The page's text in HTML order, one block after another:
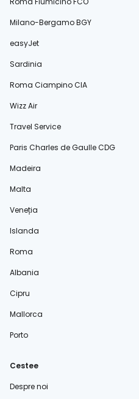
Milano-Bergamo BGY
easyJet
Sardinia
Roma Ciampino CIA
Wizz Air
Travel Service
Paris Charles de Gaulle CDG
Madeira
Malta
Veneția
Islanda
Roma
Albania
Cipru
Mallorca
Porto
Cestee
Despre noi